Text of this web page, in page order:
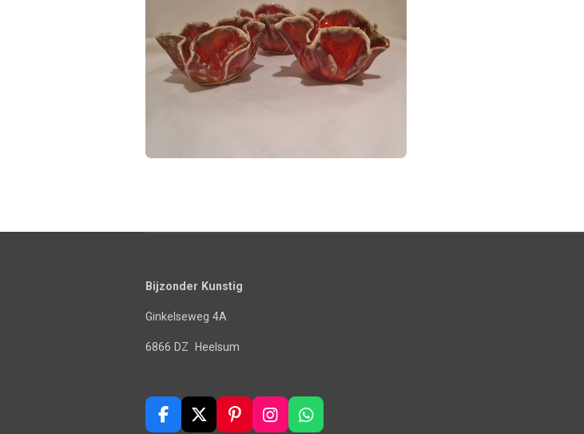
Bijzonder Kunstig
Ginkelseweg 4A
6866 DZ Heelsum
F
X
P
I
W